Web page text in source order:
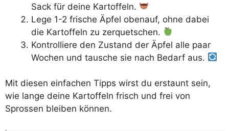
Sack für deine Kartoffeln.
Lege 1-2 frische Äpfel obenauf, ohne dabei
die Kartoffeln zu zerquetschen.
Kontrolliere den Zustand der Äpfel alle paar
Wochen und tausche sie nach Bedarf aus.
Mit diesen einfachen Tipps wirst du erstaunt sein,
wie lange deine Kartoffeln frisch und frei von
Sprossen bleiben können.